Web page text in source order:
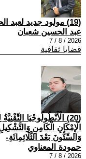
(19) مولود جديد لعبد الحسين شعبان
عبد الحسين شعبان
2026 / 8 / 7
قضايا ثقافية
(20) الْأَنْطُولُوجْيَا
الْإِمْكَانِ الْكَامِنِ
وَالسِّتُّونَ بَعْدَ الثَّلَاثِمِائَةِ-
حمودة المعناوي
2026 / 8 / 7